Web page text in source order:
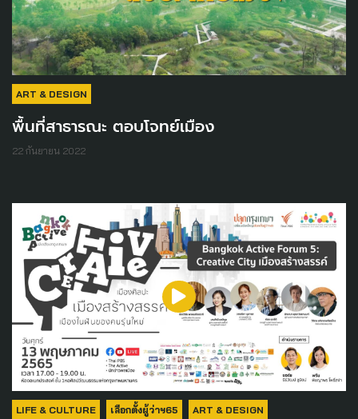
ART & DESIGN
พื้นที่สาธารณะ ตอบโจทย์เมือง
22 กันยายน 2022
LIFE & CULTURE เลือกตั้งผู้ว่าฯ65 ART & DESIGN